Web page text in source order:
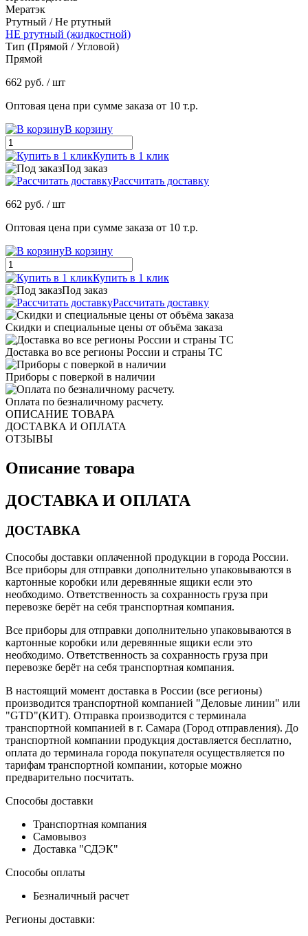
Мератэк
Ртутный / Не ртутный
НЕ ртутный (жидкостной)
Тип (Прямой / Угловой)
Прямой
662 руб. / шт
Оптовая цена при сумме заказа от 10 т.р.
В корзину
Купить в 1 клик
Под заказ
Рассчитать доставку
662 руб. / шт
Оптовая цена при сумме заказа от 10 т.р.
В корзину
Купить в 1 клик
Под заказ
Рассчитать доставку
Скидки и специальные цены от объёма заказа
Доставка во все регионы России и страны ТС
Приборы с поверкой в наличии
Оплата по безналичному расчету.
ОПИСАНИЕ ТОВАРА
ДОСТАВКА И ОПЛАТА
ОТЗЫВЫ
Описание товара
ДОСТАВКА И ОПЛАТА
ДОСТАВКА
Способы доставки оплаченной продукции в города России.
Все приборы для отправки дополнительно упаковываются в
картонные коробки или деревянные ящики если это
необходимо. Ответственность за сохранность груза при
перевозке берёт на себя транспортная компания.
Все приборы для отправки дополнительно упаковываются в
картонные коробки или деревянные ящики если это
необходимо. Ответственность за сохранность груза при
перевозке берёт на себя транспортная компания.
В настоящий момент доставка в России (все регионы)
производится транспортной компанией "Деловые линии" или
"GTD"(КИТ). Отправка производится с терминала
транспортной компанией в г. Самара (Город отправления). До
транспортной компании продукция доставляется бесплатно,
оплата до терминала города покупателя осуществляется по
тарифам транспортной компании, которые можно
предварительно посчитать.
Способы доставки
Транспортная компания
Самовывоз
Доставка "СДЭК"
Способы оплаты
Безналичный расчет
Регионы доставки: